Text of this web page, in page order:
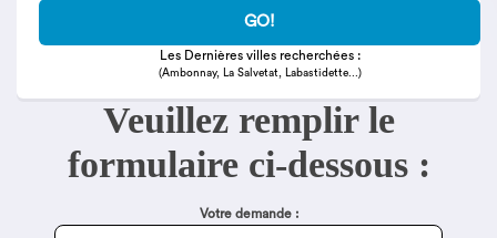
Les Dernières villes recherchées :
(Ambonnay, La Salvetat, Labastidette...)
Veuillez remplir le
formulaire ci-dessous :
Votre demande :